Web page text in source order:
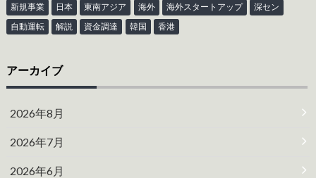
新規事業
日本 東南アジア 海外 海外スタートアップ
深セン
自動運転
解説 資金調達 韓国 香港
アーカイブ
2026年8月
2026年7月
2026年6月